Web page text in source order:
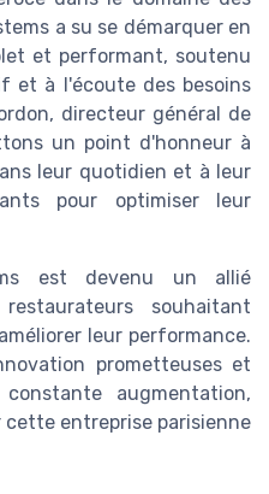
a su se démarquer en
et performant, soutenu
et à l'écoute des besoins
directeur général de
un point d'honneur à
leur quotidien et à leur
pour optimiser leur
est devenu un allié
souhaitant
leur performance.
prometteuses et
augmentation,
cette entreprise parisienne